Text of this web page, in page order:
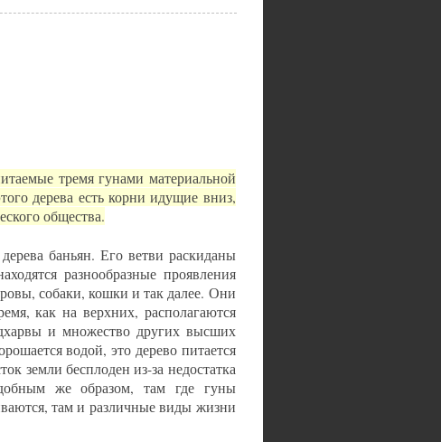
тремя гунами материальной
дерева есть корни идущие вниз,
общества.
баньян. Его ветви раскиданы
разнообразные проявления
собаки, кошки и так далее. Они
как на верхних, располагаются
и множество других высших
водой, это дерево питается
земли бесплоден из-за недостатка
же образом, там где гуны
там и различные виды жизни